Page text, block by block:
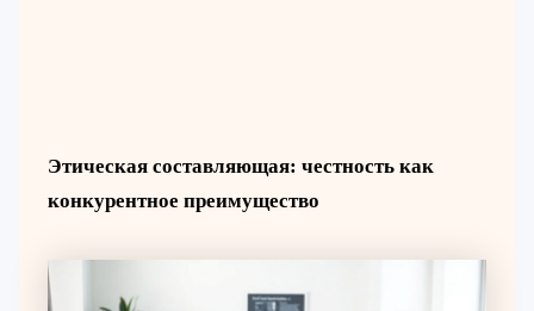
Этическая составляющая: честность как
конкурентное преимущество